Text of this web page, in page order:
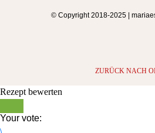
© Copyright 2018-2025 |
ZURÜCK NACH
Rezept bewerten
Your vote: